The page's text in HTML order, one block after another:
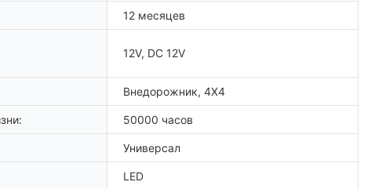
12 месяцев
12V, DC 12V
Внедорожник, 4X4
50000 часов
Универсал
LED